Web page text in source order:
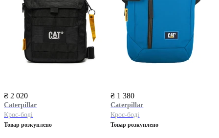
₴ 2 020
Caterpillar
Крос-боді
Товар розкуплено
₴ 1 380
Caterpillar
Крос-боді
Товар розкуплено